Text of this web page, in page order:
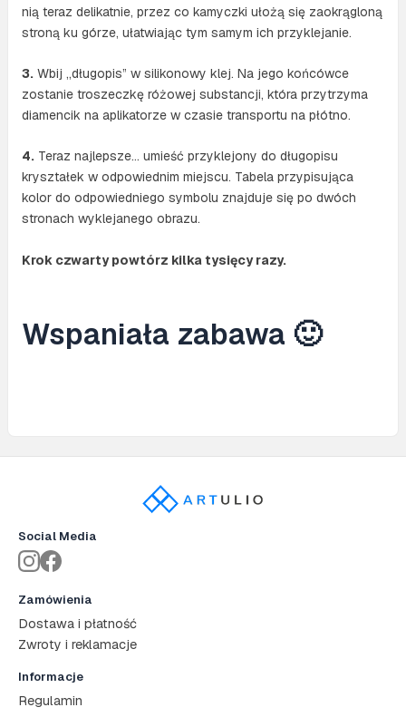
nią teraz delikatnie, przez co kamyczki ułożą się zaokrągloną
stroną ku górze, ułatwiając tym samym ich przyklejanie.
3.Wbij „długopis” w silikonowy klej. Na jego końcówce
zostanie troszeczkę różowej substancji, która przytrzyma
diamencik na aplikatorze w czasie transportu na płótno.
4.Teraz najlepsze… umieść przyklejony do długopisu
kryształek w odpowiednim miejscu. Tabela przypisująca
kolor do odpowiedniego symbolu znajduje się po dwóch
stronach wyklejanego obrazu.
Krok czwarty powtórz kilka tysięcy razy.
Wspaniała zabawa 🙂
Zamówienia
Dostawa i płatność
Zwroty i reklamacje
Informacje
Regulamin
Social Media